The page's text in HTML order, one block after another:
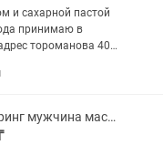
в
мужской шугаринг мужчина мастер